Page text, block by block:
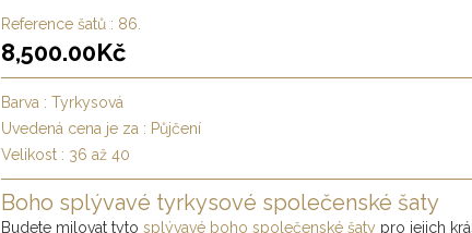
Reference šatů : 86.
8,500.00Kč
Barva : Tyrkysová
Uvedená cena je za : Půjčení
Velikost : 36 až 40
Boho splývavé tyrkysové společenské šaty
Budete milovat tyto splývavé boho společenské šaty pro jejich